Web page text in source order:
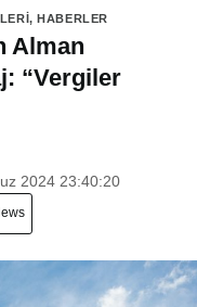
,HABERLER
Alman
“Vergiler
2024 23:40:20